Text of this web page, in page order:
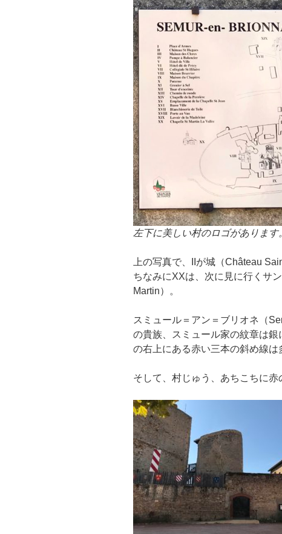
左下に美しい村のロゴがあります
上の写真で、IIが城（Château
ちなみにXXは、次に見に行くサ
Martin）。
スミュール＝アン＝ブリオネ（
の貴族、スミュール家の紋章は
の右上にある赤い三本の斜め線は
そして、村じゅう、あちこちに赤